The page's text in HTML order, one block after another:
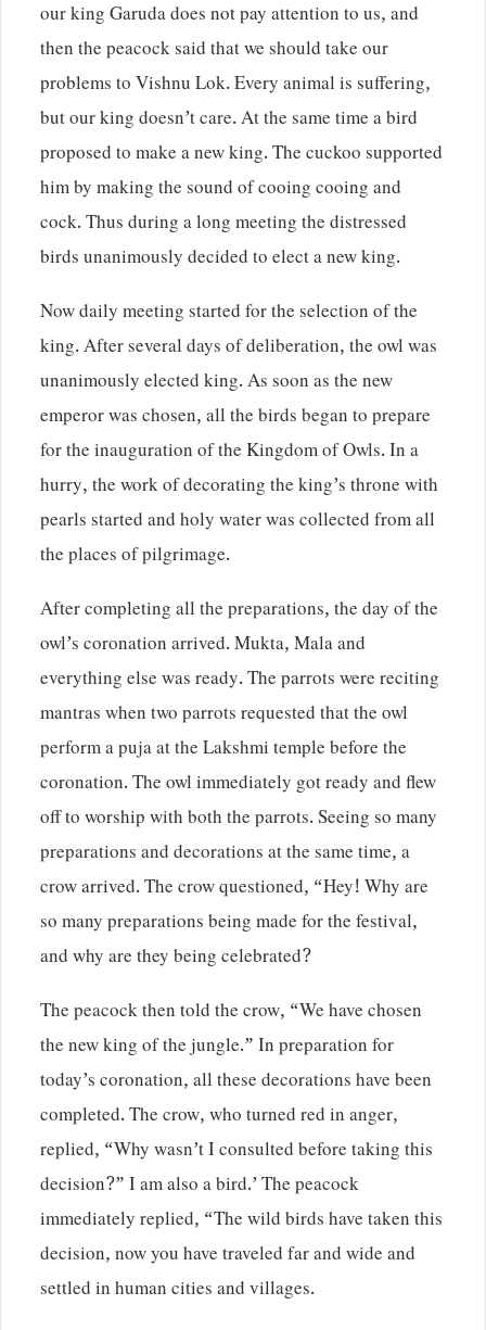
our king Garuda does not pay attention to us, and
then the peacock said that we should take our
problems to Vishnu Lok. Every animal is suffering,
but our king doesn’t care. At the same time a bird
proposed to make a new king. The cuckoo supported
him by making the sound of cooing cooing and
cock. Thus during a long meeting the distressed
birds unanimously decided to elect a new king.
Now daily meeting started for the selection of the
king. After several days of deliberation, the owl was
unanimously elected king. As soon as the new
emperor was chosen, all the birds began to prepare
for the inauguration of the Kingdom of Owls. In a
hurry, the work of decorating the king’s throne with
pearls started and holy water was collected from all
the places of pilgrimage.
After completing all the preparations, the day of the
owl’s coronation arrived. Mukta, Mala and
everything else was ready. The parrots were reciting
mantras when two parrots requested that the owl
perform a puja at the Lakshmi temple before the
coronation. The owl immediately got ready and flew
off to worship with both the parrots. Seeing so many
preparations and decorations at the same time, a
crow arrived. The crow questioned, “Hey! Why are
so many preparations being made for the festival,
and why are they being celebrated?
The peacock then told the crow, “We have chosen
the new king of the jungle.” In preparation for
today’s coronation, all these decorations have been
completed. The crow, who turned red in anger,
replied, “Why wasn’t I consulted before taking this
decision?” I am also a bird.’ The peacock
immediately replied, “The wild birds have taken this
decision, now you have traveled far and wide and
settled in human cities and villages.